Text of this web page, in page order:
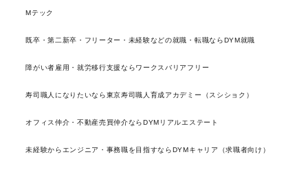
Mテック
既卒・第二新卒・フリーター・未経験などの就職・転職ならDYM就職
障がい者雇用・就労移行支援ならワークスバリアフリー
寿司職人になりたいなら東京寿司職人育成アカデミー（スシショク）
オフィス仲介・不動産売買仲介ならDYMリアルエステート
未経験からエンジニア・事務職を目指すならDYMキャリア（求職者向け）